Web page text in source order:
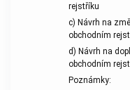
rejstříku
c) Návrh na
obchodním
d) Návrh na
obchodním
Poznámky: